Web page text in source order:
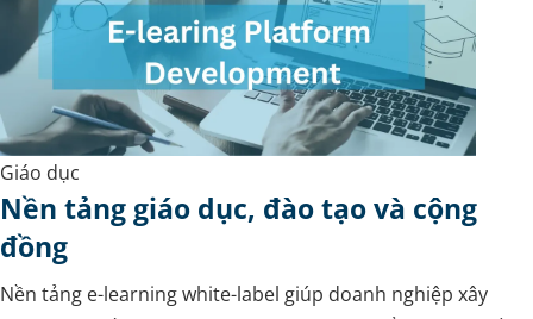
Giáo dục
Nền tảng giáo dục, đào tạo và cộng
đồng
Nền tảng e-learning white-label giúp doanh nghiệp xây